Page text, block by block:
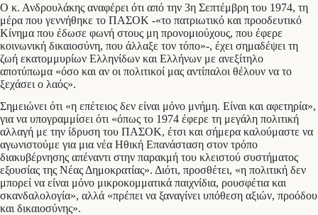
Ο κ. Ανδρουλάκης αναφέρει ότι από την 3η Σεπτέμβρη του 1974, τη
μέρα που γεννήθηκε το ΠΑΣΟΚ -«το πατριωτικό και προοδευτικό
Κίνημα που έδωσε φωνή στους μη προνομιούχους, που έφερε
κοινωνική δικαιοσύνη, που άλλαξε τον τόπο»-, έχει σημαδέψει τη
ζωή εκατομμυρίων Ελληνίδων και Ελλήνων με ανεξίτηλο
αποτύπωμα «όσο και αν οι πολιτικοί μας αντίπαλοι θέλουν να το
ξεχάσει ο λαός».
Σημειώνει ότι «η επέτειος δεν είναι μόνο μνήμη. Είναι και αφετηρία»,
για να υπογραμμίσει ότι «όπως το 1974 έφερε τη μεγάλη πολιτική
αλλαγή με την ίδρυση του ΠΑΣΟΚ, έτσι και σήμερα καλούμαστε να
αγωνιστούμε για μια νέα Ηθική Επανάσταση στον τρόπο
διακυβέρνησης απέναντι στην παρακμή του κλειστού συστήματος
εξουσίας της Νέας Δημοκρατίας». Διότι, προσθέτει, «η πολιτική δεν
μπορεί να είναι μόνο μικροκομματικά παιχνίδια, ρουσφέτια και
σκανδαλολογία», αλλά «πρέπει να ξαναγίνει υπόθεση αξιών, προόδου
και δικαιοσύνης».